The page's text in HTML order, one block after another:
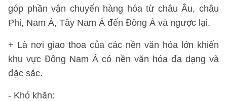
góp phần vận chuyển hàng hóa từ châu Âu, châu
Phi, Nam Á, Tây Nam Á đến Đông Á và ngược lại.
+ Là nơi giao thoa của các nền văn hóa lớn khiến
khu vực Đông Nam Á có nền văn hóa đa dạng và
đặc sắc.
- Khó khăn: